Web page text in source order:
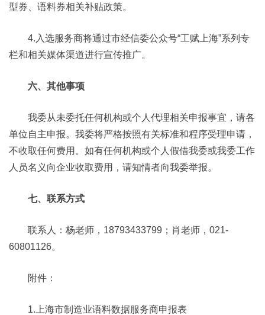
型券、语料券相关补贴政策。
4.入选服务商将通过市经信委公众号“工赋上海”系列专
栏和相关媒体渠道进行宣传推广。
六、其他事项
我委从未委托任何机构或个人代理相关申报事宜，请各
单位自主申报。我委将严格按照有关标准和程序受理申请，
不收取任何费用。如有任何机构或个人假借我委或我委工作
人员名义向企业收取费用，请知情者向我委举报。
七、联系方式
联系人：杨老师，18793433799；肖老师，021-
60801126。
附件：
1.上海市制造业语料数据服务商申报表